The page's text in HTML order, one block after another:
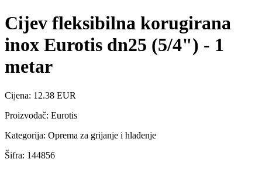
Cijev fleksibilna korugirana
inox Eurotis dn25 (5/4") - 1
metar
Cijena: 12.38 EUR
Proizvođač: Eurotis
Kategorija: Oprema za grijanje i hlađenje
Šifra: 144856